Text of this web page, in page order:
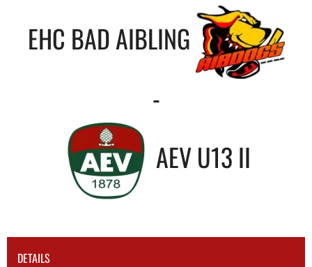
EHC BAD AIBLING
-
AEV U13 II
DETAILS